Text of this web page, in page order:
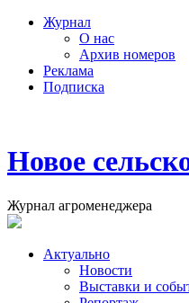
Журнал
О нас
Архив номеров
Реклама
Подписка
Новое
Журнал агроменеджера
Актуально
Новости
Выставки и